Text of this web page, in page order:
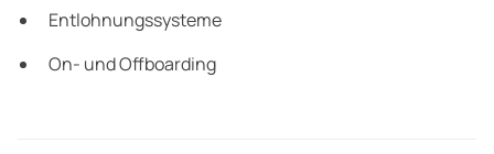
Entlohnungssysteme
On- und Offboarding